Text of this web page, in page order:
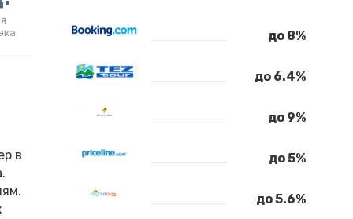
в
до 8%
до 6.4%
до 9%
до 5%
до 5.6%